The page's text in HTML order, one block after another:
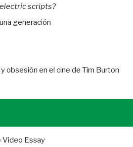
scripts?
generación
obsesión en el cine de Tim Burton
Video Essay